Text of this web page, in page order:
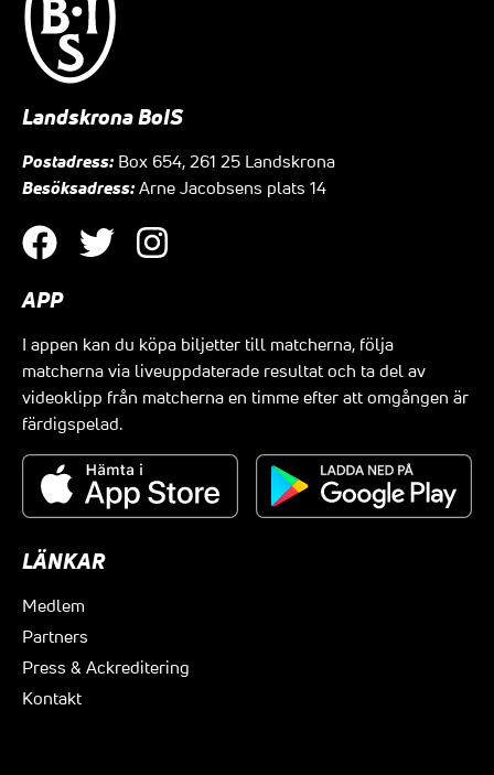
Landskrona BoIS
Postadress: Box 654, 261 25 Landskrona
Besöksadress: Arne Jacobsens plats 14
APP
I appen kan du köpa biljetter till matcherna, följa
matcherna via liveuppdaterade resultat och ta del av
videoklipp från matcherna en timme efter att omgången är
färdigspelad.
LÄNKAR
Medlem
Partners
Press & Ackreditering
Kontakt